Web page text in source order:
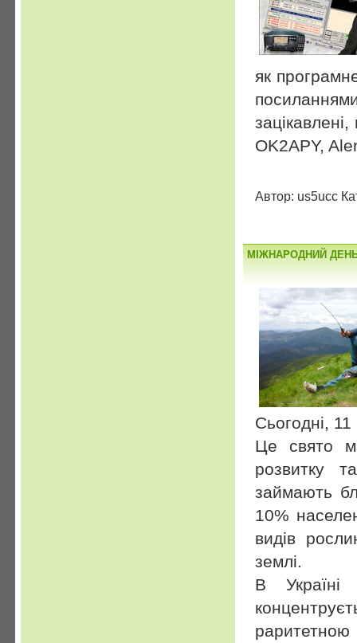
як
OK2APY,
Автор: us5ucc
МІЖНАРОДНИЙ ДЕНЬ
Сьогодні,
Це свято
розвитку
займають
10%
видів
землі.
В